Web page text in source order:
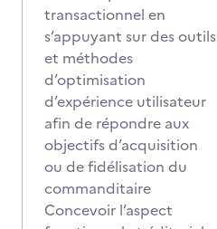
transactionnel en
s’appuyant sur des outils
et méthodes
d’optimisation
d’expérience utilisateur
afin de répondre aux
objectifs d’acquisition
ou de fidélisation du
commanditaire
Concevoir l’aspect